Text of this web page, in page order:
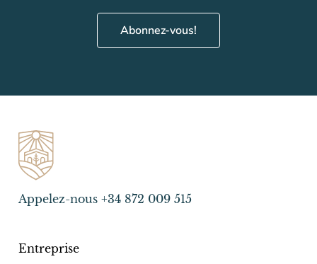
Abonnez-vous!
Appelez-nous +34 872 009 515
Entreprise